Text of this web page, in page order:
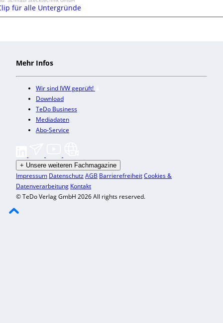
für alle Untergründe
Mehr Infos
Wir sind IVW geprüft!
Download
TeDo Business
Mediadaten
Abo-Service
+ Unsere weiteren Fachmagazine
Impressum DatenschutzAGB BarrierefreiheitCookies &
Datenverarbeitung Kontakt
© TeDo Verlag GmbH 2026 All rights reserved.